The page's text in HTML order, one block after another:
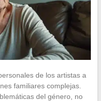
de los artistas a
familiares complejas.
del género, no